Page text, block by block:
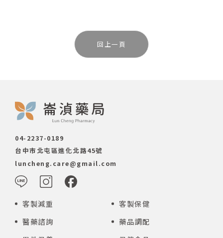
回上一頁
04-2237-0189
台中市北屯區進化北路45號
luncheng.care@gmail.com
客製減重
客製保健
醫藥諮詢
藥品調配